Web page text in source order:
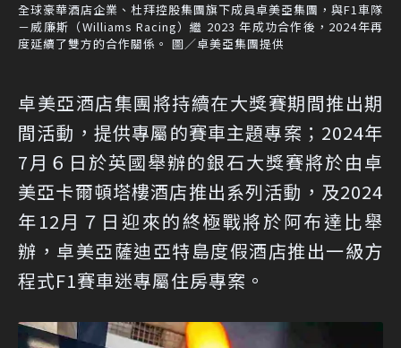
全球豪華酒店企業、杜拜控股集團旗下成員卓美亞集團，與F1車隊
－威廉斯（Williams Racing）繼 2023 年成功合作後，2024年再
度延續了雙方的合作關係。 圖／卓美亞集團提供
卓美亞酒店集團將持續在大獎賽期間推出期
間活動，提供專屬的賽車主題專案；2024年
7月６日於英國舉辦的銀石大獎賽將於由卓
美亞卡爾頓塔樓酒店推出系列活動，及2024
年12月７日迎來的終極戰將於阿布達比舉
辦，卓美亞薩迪亞特島度假酒店推出一級方
程式F1賽車迷專屬住房專案。